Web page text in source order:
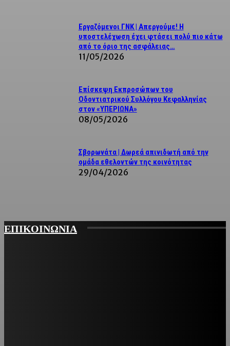
Εργαζόμενοι ΓΝΚ | Απεργούμε! Η
υποστελέχωση έχει φτάσει πολύ πιο κάτω
από το όριο της ασφάλειας…
11/05/2026
Επίσκεψη Εκπροσώπων του
Οδοντιατρικού Συλλόγου Κεφαλληνίας
στον «ΥΠΕΡΙΩΝΑ»
08/05/2026
Σβορωνάτα | Δωρεά απινιδωτή από την
ομάδα εθελοντών της κοινότητας
29/04/2026
ΕΠΙΚΟΙΝΩΝΙΑ